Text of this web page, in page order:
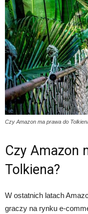
Czy Amazon ma prawa do
Czy Amazon
Tolkiena?
W ostatnich latach
graczy na rynku e-